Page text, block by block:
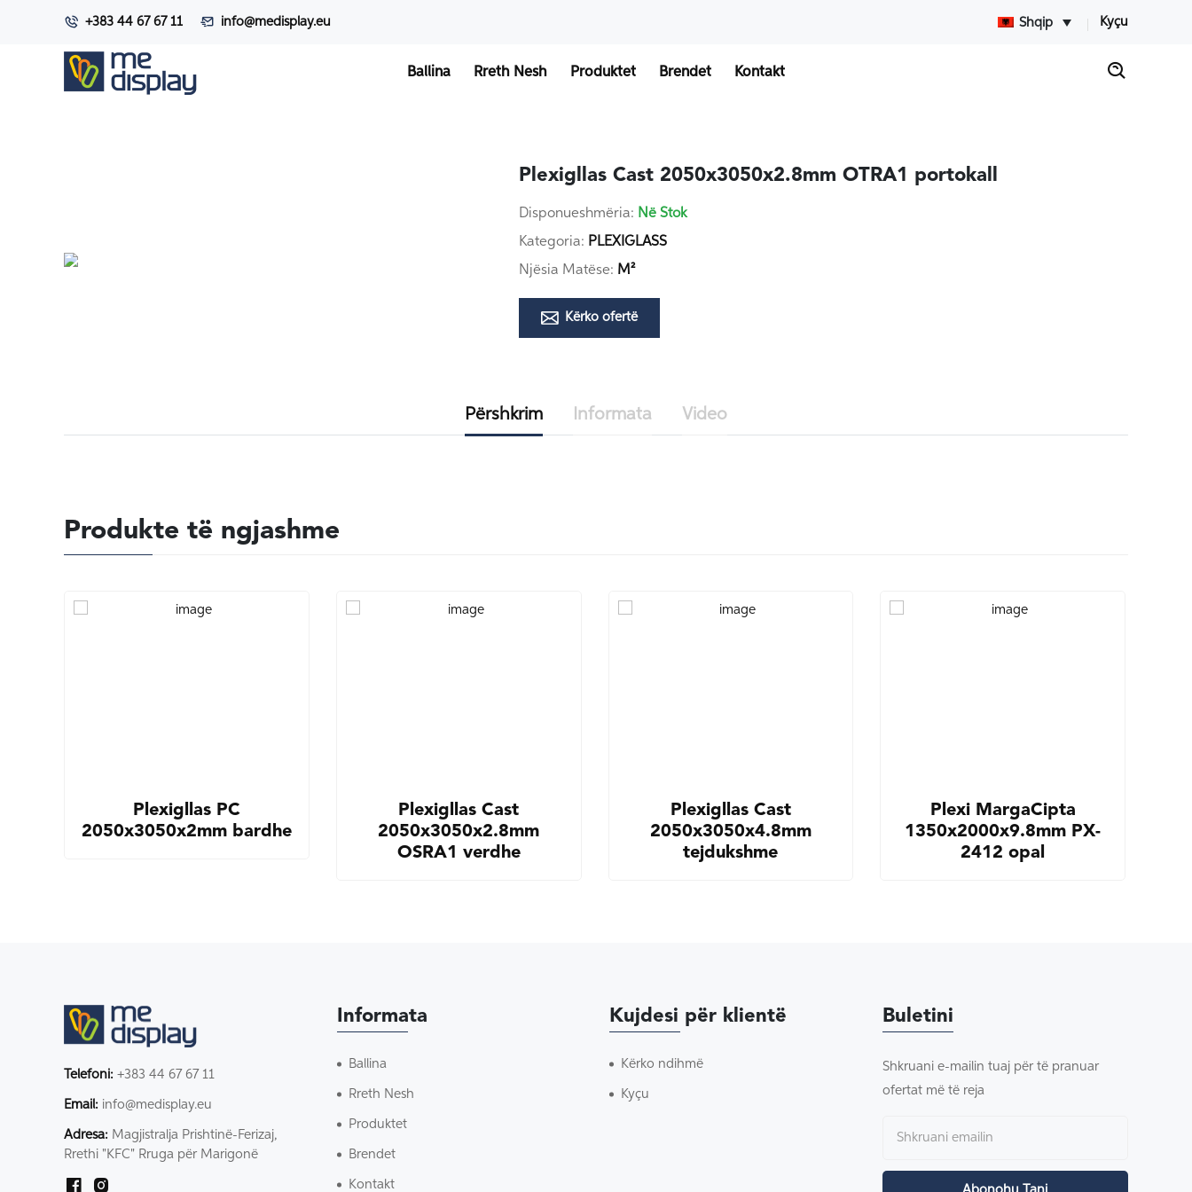
+383 44 67 67 11 info@medisplay.eu Shqip Kyçu
Ballina Rreth Nesh Produktet Brendet Kontakt
Plexigllas Cast 2050x3050x2.8mm OTRA1 portokall
Disponueshmëria: Në Stok
Kategoria: PLEXIGLASS
Njësia Matëse: M²
Kërko ofertë
Përshkrim Informata Video
Produkte të ngjashme
Plexigllas PC
2050x3050x2mm bardhe
Plexigllas Cast
2050x3050x2.8mm
OSRA1 verdhe
Plexigllas Cast
2050x3050x4.8mm
tejdukshme
Plexi MargaCipta
1350x2000x9.8mm PX-
2412 opal
Telefoni: +383 44 67 67 11
Email: info@medisplay.eu
Adresa: Magjistralja Prishtinë-Ferizaj,
Rrethi "KFC" Rruga për Marigonë
Informata
Ballina
Rreth Nesh
Produktet
Brendet
Kontakt
Kujdesi për klientë
Kërko ndihmë
Kyçu
Buletini
Shkruani e-mailin tuaj për të pranuar
ofertat më të reja